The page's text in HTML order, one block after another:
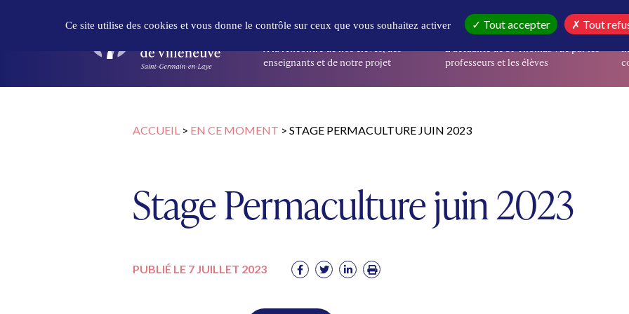
DÉCOUVRIR
À la rencontre de nos élèves, des
enseignants et de notre projet
EN CE MOMENT
L’actualité de St-Thomas vue par les
professeurs et les élèves
ACCUEIL > EN CE MOMENT > STAGE PERMACULTURE JUIN 2023
Stage Permaculture juin 2023
PUBLIÉ LE 7 JUILLET 2023
Ce site utilise des cookies et vous donne le contrôle sur ceux que vous souhaitez activer Tout accepter Tout